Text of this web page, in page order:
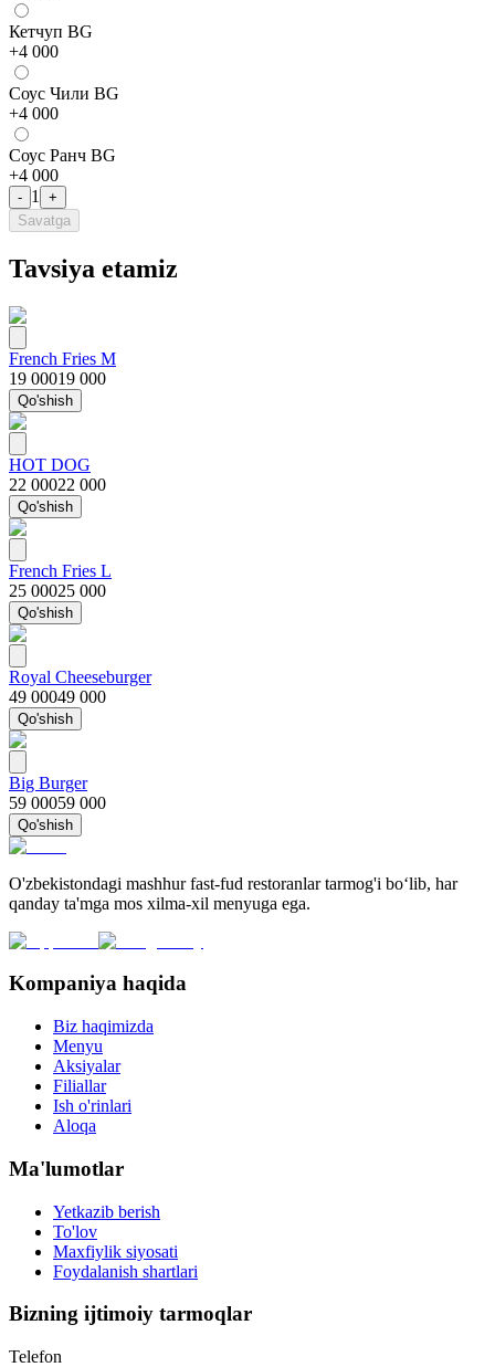
Кетчуп BG
+4 000
Соус Чили BG
+4 000
Соус Ранч BG
+4 000
- 1
+
Savatga
Tavsiya etamiz
French Fries M
19 00019 000
Qo'shish
HOT DOG
22 00022 000
Qo'shish
French Fries L
25 00025 000
Qo'shish
Royal Cheeseburger
49 00049 000
Qo'shish
Big Burger
59 00059 000
Qo'shish
O'zbekistondagi mashhur fast-fud restoranlar tarmog'i bo‘lib, har
qanday ta'mga mos xilma-xil menyuga ega.
Kompaniya haqida
Biz haqimizda
Menyu
Aksiyalar
Filiallar
Ish o'rinlari
Aloqa
Ma'lumotlar
Yetkazib berish
To'lov
Maxfiylik siyosati
Foydalanish shartlari
Bizning ijtimoiy tarmoqlar
Telefon